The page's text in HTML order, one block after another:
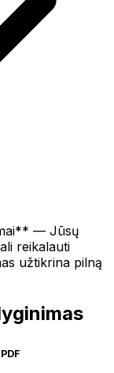
— Jūsų
reikalauti
užtikrina pilną
PDF